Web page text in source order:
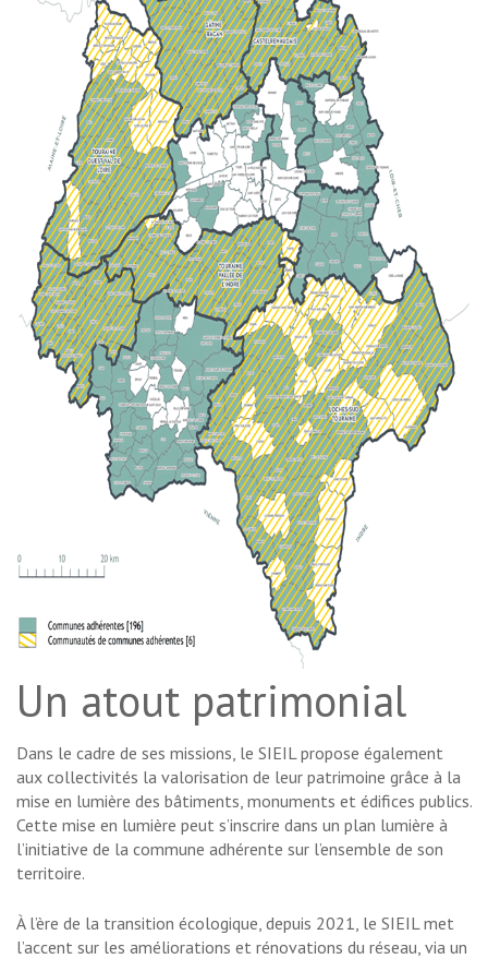
Un atout patrimonial
Dans le cadre de ses missions, le SIEIL propose également
aux collectivités la valorisation de leur patrimoine grâce à la
mise en lumière des bâtiments, monuments et édifices publics.
Cette mise en lumière peut s’inscrire dans un plan lumière à
l’initiative de la commune adhérente sur l’ensemble de son
territoire.
À l’ère de la transition écologique, depuis 2021, le SIEIL met
l’accent sur les améliorations et rénovations du réseau, via un